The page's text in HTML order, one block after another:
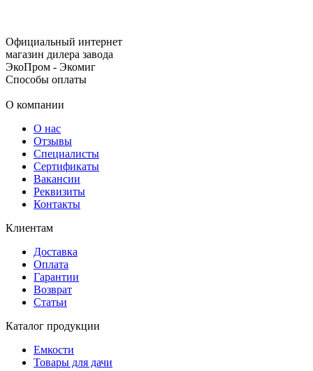
Официальный интернет
магазин дилера завода
ЭкоПром - Экомиг
Способы оплаты
О компании
О нас
Отзывы
Специалисты
Сертификаты
Вакансии
Реквизиты
Контакты
Клиентам
Доставка
Оплата
Гарантии
Возврат
Статьи
Каталог продукции
Емкости
Товары для дачи